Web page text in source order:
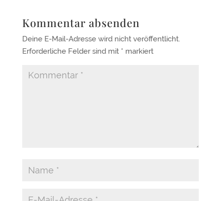
Kommentar absenden
Deine E-Mail-Adresse wird nicht veröffentlicht.
Erforderliche Felder sind mit * markiert